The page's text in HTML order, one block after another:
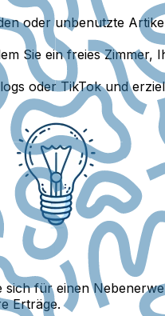
oder unbenutzte
Sie ein freies
oder TikTok und
für einen
Erträge.